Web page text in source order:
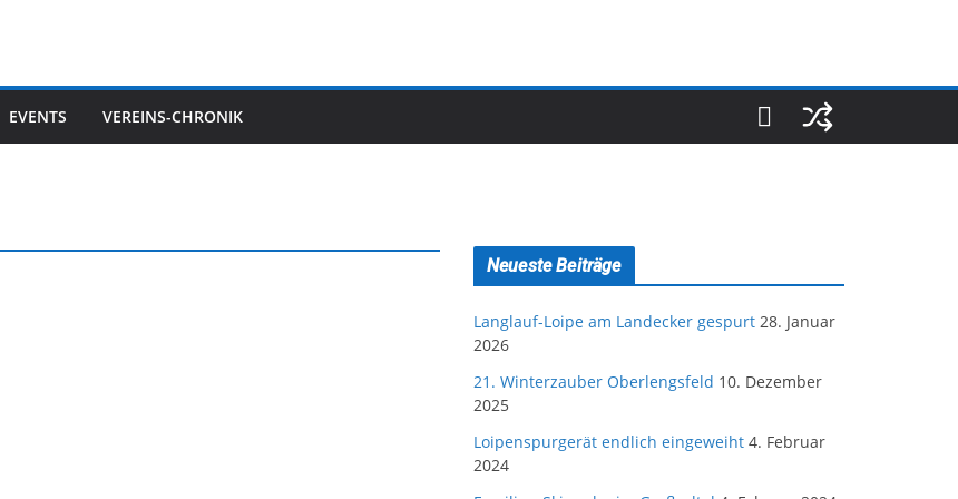
EVENTS VEREINS-CHRONIK
Neueste Beiträge
Langlauf-Loipe am Landecker gespurt 28. Januar
2026
21. Winterzauber Oberlengsfeld 10. Dezember
2025
Loipenspurgerät endlich eingeweiht 4. Februar
2024